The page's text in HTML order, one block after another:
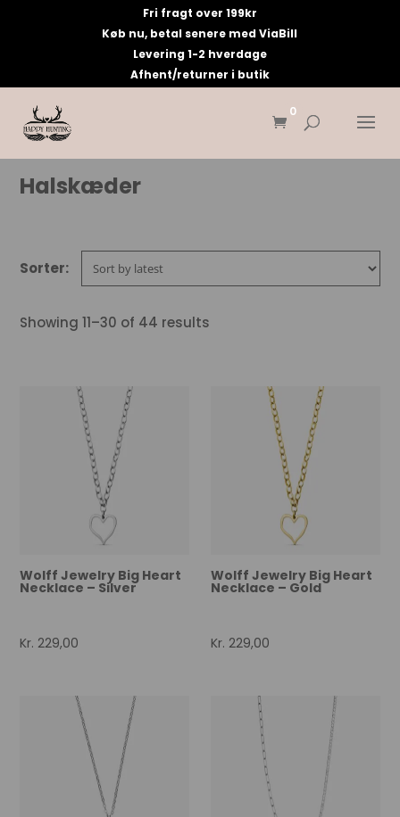
Fri fragt over 199kr
Køb nu, betal senere med ViaBill
Levering 1-2 hverdage
Afhent/returner i butik
0
Halskæder
Showing 11–30 of 44 results
Wolff Jewelry Big Heart
Necklace – Silver
Kr. 229,00
Wolff Jewelry Big Heart
Necklace – Gold
Kr. 229,00